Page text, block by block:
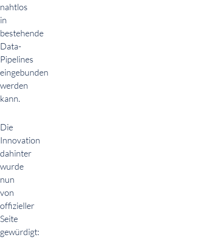
nahtlos
in
bestehende
Data-
Pipelines
eingebunden
werden
kann.
Die
Innovation
dahinter
wurde
nun
von
offizieller
Seite
gewürdigt: